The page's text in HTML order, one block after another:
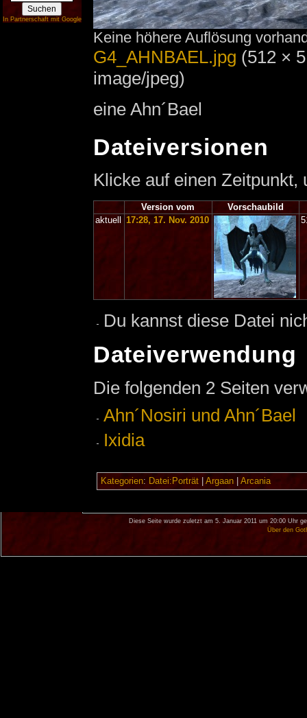
In Partnerschaft mit Google
Keine höhere Auflösung
G4_AHNBAEL.jpg (512 ×
image/jpeg)
eine Ahn´Bael
Dateiversionen
Klicke auf einen
Version vom
Vorschaubild
aktuell
17:28, 17. Nov. 2010
Du kannst diese Datei
Dateiverwendung
Die folgenden 2 Seiten
Ahn´Nosiri und Ahn´Bael
Ixidia
Kategorien: Datei:Porträt| Argaan| Arcania
Diese Seite wurde zuletzt am 5. Januar 2011 um 20:00 Uhr
Über den